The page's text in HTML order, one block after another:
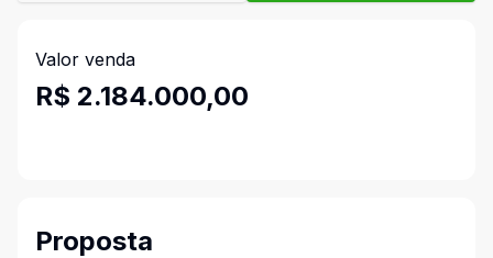
Valor venda
R$ 2.184.000,00
Proposta